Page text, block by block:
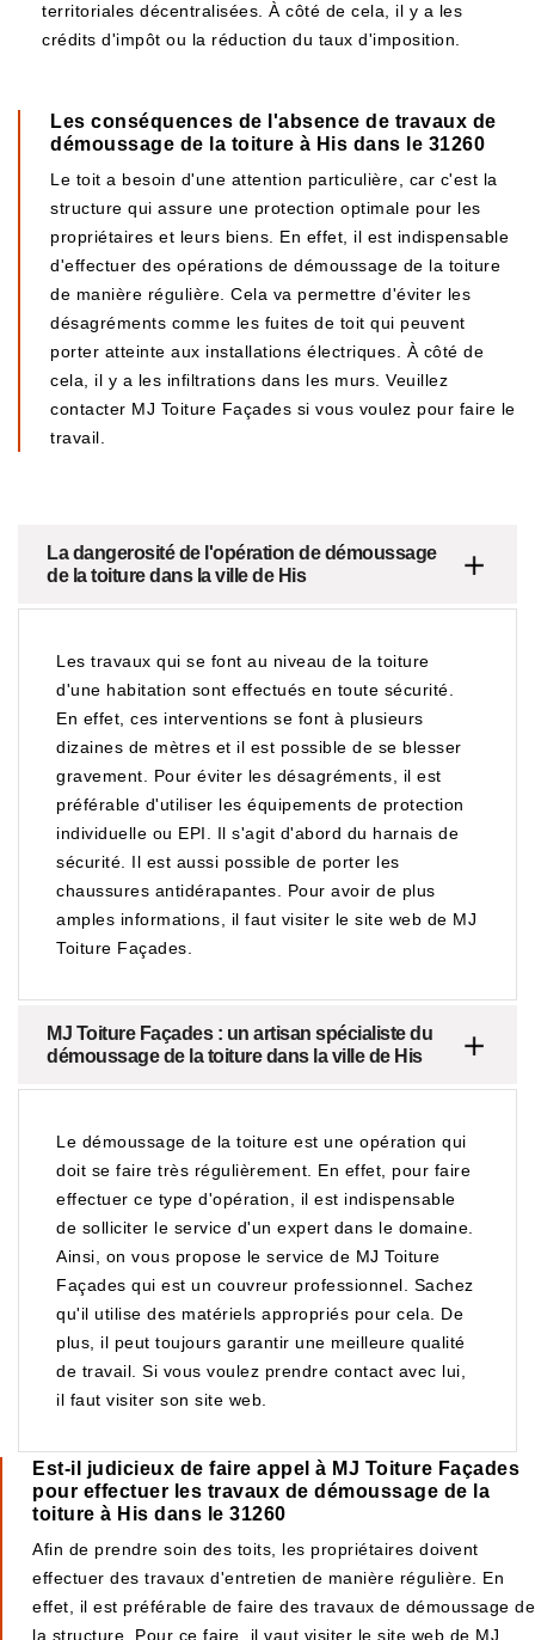
territoriales décentralisées. À côté de cela, il y a les
crédits d'impôt ou la réduction du taux d'imposition.
Les conséquences de l'absence de travaux de
démoussage de la toiture à His dans le 31260
Le toit a besoin d'une attention particulière, car c'est la
structure qui assure une protection optimale pour les
propriétaires et leurs biens. En effet, il est indispensable
d'effectuer des opérations de démoussage de la toiture
de manière régulière. Cela va permettre d'éviter les
désagréments comme les fuites de toit qui peuvent
porter atteinte aux installations électriques. À côté de
cela, il y a les infiltrations dans les murs. Veuillez
contacter MJ Toiture Façades si vous voulez pour faire le
travail.
La dangerosité de l'opération de démoussage
de la toiture dans la ville de His
Les travaux qui se font au niveau de la toiture
d'une habitation sont effectués en toute sécurité.
En effet, ces interventions se font à plusieurs
dizaines de mètres et il est possible de se blesser
gravement. Pour éviter les désagréments, il est
préférable d'utiliser les équipements de protection
individuelle ou EPI. Il s'agit d'abord du harnais de
sécurité. Il est aussi possible de porter les
chaussures antidérapantes. Pour avoir de plus
amples informations, il faut visiter le site web de MJ
Toiture Façades.
MJ Toiture Façades : un artisan spécialiste du
démoussage de la toiture dans la ville de His
Le démoussage de la toiture est une opération qui
doit se faire très régulièrement. En effet, pour faire
effectuer ce type d'opération, il est indispensable
de solliciter le service d'un expert dans le domaine.
Ainsi, on vous propose le service de MJ Toiture
Façades qui est un couvreur professionnel. Sachez
qu'il utilise des matériels appropriés pour cela. De
plus, il peut toujours garantir une meilleure qualité
de travail. Si vous voulez prendre contact avec lui,
il faut visiter son site web.
Est-il judicieux de faire appel à MJ Toiture Façades
pour effectuer les travaux de démoussage de la
toiture à His dans le 31260
Afin de prendre soin des toits, les propriétaires doivent
effectuer des travaux d'entretien de manière régulière. En
effet, il est préférable de faire des travaux de démoussage de
la structure. Pour ce faire, il vaut visiter le site web de MJ